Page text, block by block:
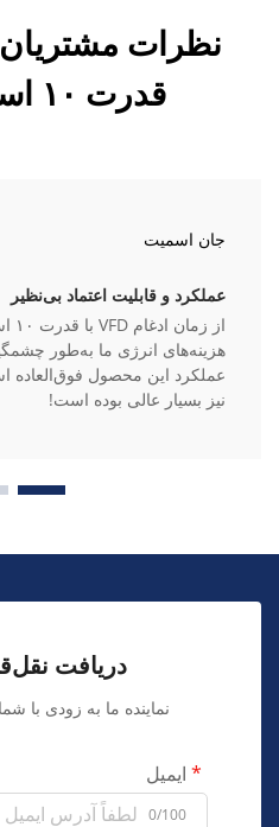
قدرت ۱۰ اسب بخار ما
جان اسمیت
عملکرد و قابلیت اعتماد بی‌نظیر
عملکرد این محصول فوق‌العاده
نیز بسیار عالی بوده است!
دریافت
نماینده ما به زودی با
ایمیل
0/100